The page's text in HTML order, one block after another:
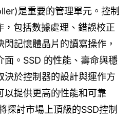
是重要的管理單元。控制
，包括數據處理、錯誤校正
記憶體晶片的讀寫操作，
面。SSD 的性能、壽命與穩
決於控制器的設計與運作方
以提供更高的性能和可靠
探討市場上頂級的SSD控制